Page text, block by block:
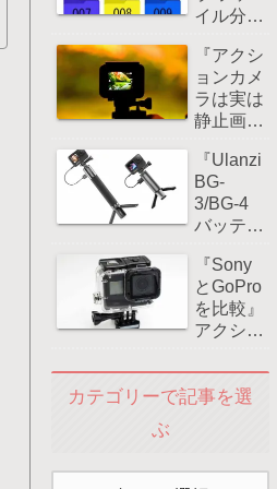
4K60fps
速充電に
対応！
イル分
ションカ
メラで長
時間撮影
すると何
コのよう
にファイ
ルが分割
される
の？
『アクシ
ョンカメ
ラは実は
静止画も
使い方は
こうだ！
『Ulanzi
BG-
3/BG-4
バッテリ
プ』レビ
ュー評
価：
GoProな
ョンカメ
ラに大き
『Sony
とGoPro
を比較』
アクショ
は日本製
が消えて
カテゴリーで記事を選
ぶ